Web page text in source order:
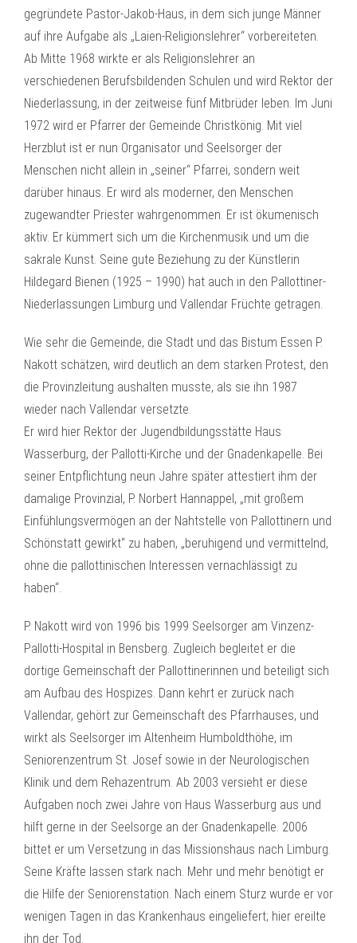
gegründete Pastor-Jakob-Haus, in dem sich junge Männer
auf ihre Aufgabe als „Laien-Religionslehrer“ vorbereiteten.
Ab Mitte 1968 wirkte er als Religionslehrer an
verschiedenen Berufsbildenden Schulen und wird Rektor der
Niederlassung, in der zeitweise fünf Mitbrüder leben. Im Juni
1972 wird er Pfarrer der Gemeinde Christkönig. Mit viel
Herzblut ist er nun Organisator und Seelsorger der
Menschen nicht allein in „seiner“ Pfarrei, sondern weit
darüber hinaus. Er wird als moderner, den Menschen
zugewandter Priester wahrgenommen. Er ist ökumenisch
aktiv. Er kümmert sich um die Kirchenmusik und um die
sakrale Kunst. Seine gute Beziehung zu der Künstlerin
Hildegard Bienen (1925 – 1990) hat auch in den Pallottiner-
Niederlassungen Limburg und Vallendar Früchte getragen.
Wie sehr die Gemeinde, die Stadt und das Bistum Essen P.
Nakott schätzen, wird deutlich an dem starken Protest, den
die Provinzleitung aushalten musste, als sie ihn 1987
wieder nach Vallendar versetzte.
Er wird hier Rektor der Jugendbildungsstätte Haus
Wasserburg, der Pallotti-Kirche und der Gnadenkapelle. Bei
seiner Entpflichtung neun Jahre später attestiert ihm der
damalige Provinzial, P. Norbert Hannappel, „mit großem
Einfühlungsvermögen an der Nahtstelle von Pallottinern und
Schönstatt gewirkt“ zu haben, „beruhigend und vermittelnd,
ohne die pallottinischen Interessen vernachlässigt zu
haben“.
P. Nakott wird von 1996 bis 1999 Seelsorger am Vinzenz-
Pallotti-Hospital in Bensberg. Zugleich begleitet er die
dortige Gemeinschaft der Pallottinerinnen und beteiligt sich
am Aufbau des Hospizes. Dann kehrt er zurück nach
Vallendar, gehört zur Gemeinschaft des Pfarrhauses, und
wirkt als Seelsorger im Altenheim Humboldthöhe, im
Seniorenzentrum St. Josef sowie in der Neurologischen
Klinik und dem Rehazentrum. Ab 2003 versieht er diese
Aufgaben noch zwei Jahre von Haus Wasserburg aus und
hilft gerne in der Seelsorge an der Gnadenkapelle. 2006
bittet er um Versetzung in das Missionshaus nach Limburg.
Seine Kräfte lassen stark nach. Mehr und mehr benötigt er
die Hilfe der Seniorenstation. Nach einem Sturz wurde er vor
wenigen Tagen in das Krankenhaus eingeliefert; hier ereilte
ihn der Tod.